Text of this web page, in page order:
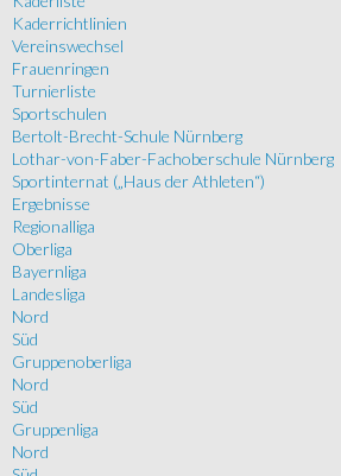
Kaderrichtlinien
Vereinswechsel
Frauenringen
Turnierliste
Sportschulen
Bertolt-Brecht-Schule Nürnberg
Lothar-von-Faber-Fachoberschule Nürnberg
Sportinternat („Haus der Athleten“)
Ergebnisse
Regionalliga
Oberliga
Bayernliga
Landesliga
Nord
Süd
Gruppenoberliga
Nord
Süd
Gruppenliga
Nord